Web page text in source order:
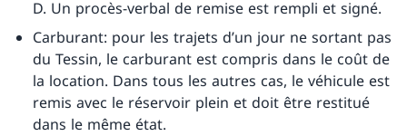
D. Un procès-verbal de remise est rempli et signé.
Carburant: pour les trajets d’un jour ne sortant pas
du Tessin, le carburant est compris dans le coût de
la location. Dans tous les autres cas, le véhicule est
remis avec le réservoir plein et doit être restitué
dans le même état.